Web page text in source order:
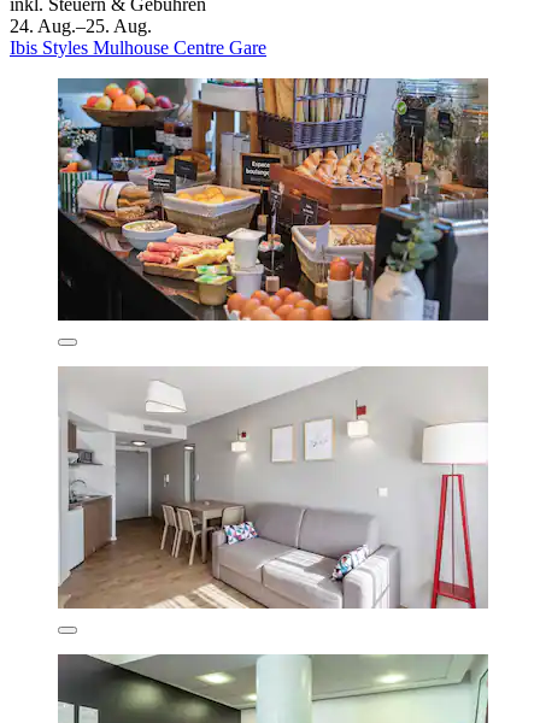
inkl. Steuern & Gebühren
24. Aug.–25. Aug.
Ibis Styles Mulhouse Centre Gare